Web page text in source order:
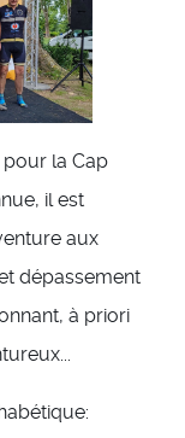
pour la Cap
il est
aux
dépassement
à priori